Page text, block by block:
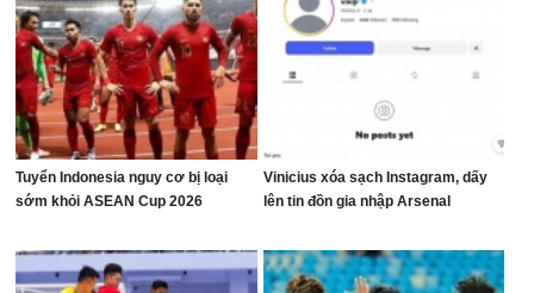
Tuyển Indonesia nguy cơ bị loại
sớm khỏi ASEAN Cup 2026
Vinicius xóa sạch Instagram, dấy
lên tin đồn gia nhập Arsenal